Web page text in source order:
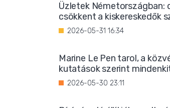
Üzletek Németországban:
csökkent a kiskereskedők
2026-05-31 16:34
Marine Le Pen tarol, a
kutatások szerint
2026-05-30 23:11